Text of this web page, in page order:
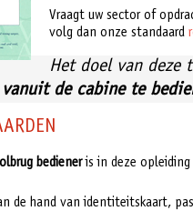
Vraagt uw sector of
volg dan onze standaard
Het doel van deze
de cabine te
bedieneris in deze opleiding
de hand van identiteitskaart,